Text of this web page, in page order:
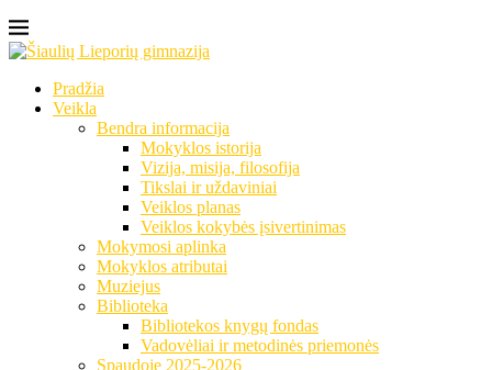
Pradžia
Veikla
Bendra informacija
Mokyklos istorija
Vizija, misija, filosofija
Tikslai ir uždaviniai
Veiklos planas
Veiklos kokybės įsivertinimas
Mokymosi aplinka
Mokyklos atributai
Muziejus
Biblioteka
Bibliotekos knygų fondas
Vadovėliai ir metodinės priemonės
Spaudoje 2025-2026